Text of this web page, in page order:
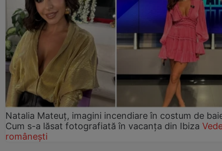
Natalia Mateuț, imagini incendiare în costum de
Cum s-a lăsat fotografiată în vacanța din Ibiza
românești